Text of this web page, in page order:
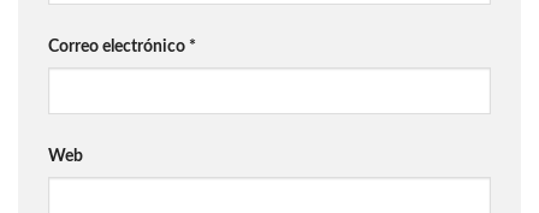
Correo electrónico *
Web